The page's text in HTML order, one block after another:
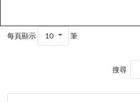
每頁顯示 10 筆
搜尋